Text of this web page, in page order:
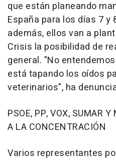
que están planeando
España para los días 7 y
además, ellos van a
Crisis la posibilidad de
general. "No
está tapando los oídos
veterinarios", ha
PSOE, PP, VOX, SUMAR
A LA CONCENTRACIÓN
Varios representantes